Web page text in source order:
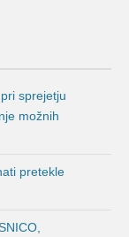
sprejetju
možnih
pretekle